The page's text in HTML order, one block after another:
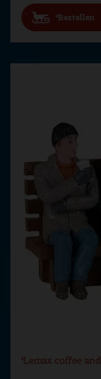
Bestellen
Lemax coffee